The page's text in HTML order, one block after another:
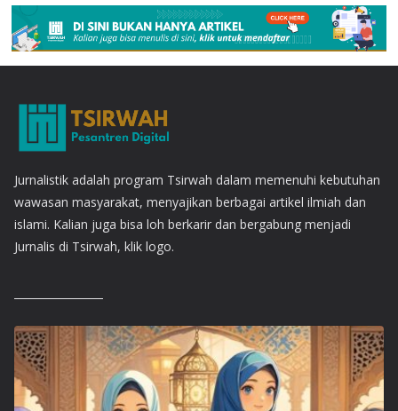
Jurnalistik adalah program Tsirwah dalam memenuhi kebutuhan
wawasan masyarakat, menyajikan berbagai artikel ilmiah dan
islami. Kalian juga bisa loh berkarir dan bergabung menjadi
Jurnalis di Tsirwah, klik logo.